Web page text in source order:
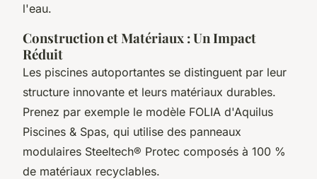
l'eau.
Construction et Matériaux : Un Impact
Réduit
Les piscines autoportantes se distinguent par leur
structure innovante et leurs matériaux durables.
Prenez par exemple le modèle FOLIA d'Aquilus
Piscines & Spas, qui utilise des panneaux
modulaires Steeltech® Protec composés à 100 %
de matériaux recyclables.